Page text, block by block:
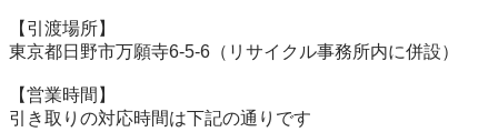
【引渡場所】
東京都日野市万願寺6-5-6（リサイクル事務所内に併設）
【営業時間】
引き取りの対応時間は下記の通りです